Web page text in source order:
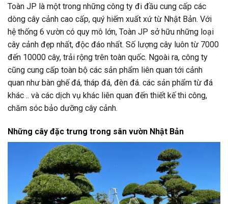
Toàn JP là một trong những công ty đi đầu cung cấp các
dòng cây cảnh cao cấp, quý hiếm xuất xứ từ Nhật Bản. Với
hệ thống 6 vườn có quy mô lớn, Toàn JP sở hữu những loại
cây cảnh đẹp nhất, độc đáo nhất. Số lượng cây luôn từ 7000
đến 10000 cây, trải rộng trên toàn quốc. Ngoài ra, công ty
cũng cung cấp toàn bộ các sản phẩm liên quan tới cảnh
quan như bàn ghế đá, tháp đá, đèn đá. các sản phẩm từ đá
khác .. và các dịch vụ khác liên quan đến thiết kế thi công,
chăm sóc bảo dưỡng cây cảnh.
Những cây đặc trưng trong sân vườn Nhật Bản